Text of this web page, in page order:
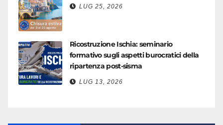
LUG 25, 2026
Ricostruzione Ischia: seminario
formativo sugli aspetti burocratici della
ripartenza post-sisma
LUG 13, 2026